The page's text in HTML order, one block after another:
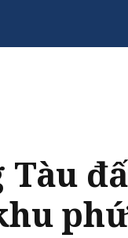
Tàu